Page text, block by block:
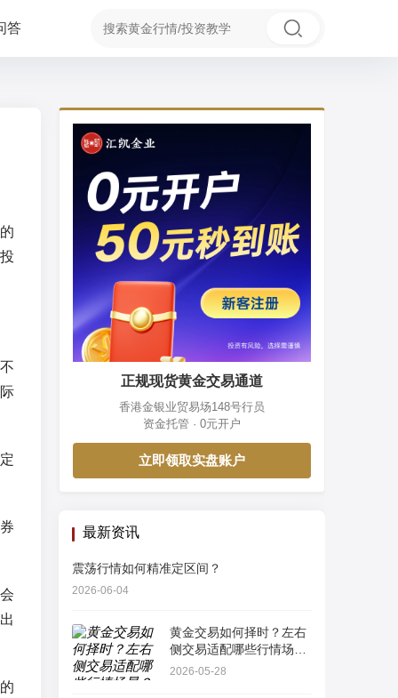
答
正规现货黄金交易通道
香港金银业贸易场148号行员
资金托管 · 0元开户
立即领取实盘账户
最新资讯
震荡行情如何精准定区间？
2026-06-04
黄金交易如何择时？左右
侧交易适配哪些行情场
景？
2026-05-28